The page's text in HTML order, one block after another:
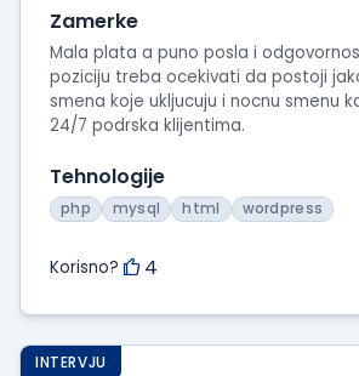
Zamerke
Mala plata a puno posla i
poziciju treba ocekivati da postoji
smena koje ukljucuju i nocnu smenu
24/7 podrska klijentima.
Tehnologije
php mysql html wordpress
Korisno? 4
INTERVJU